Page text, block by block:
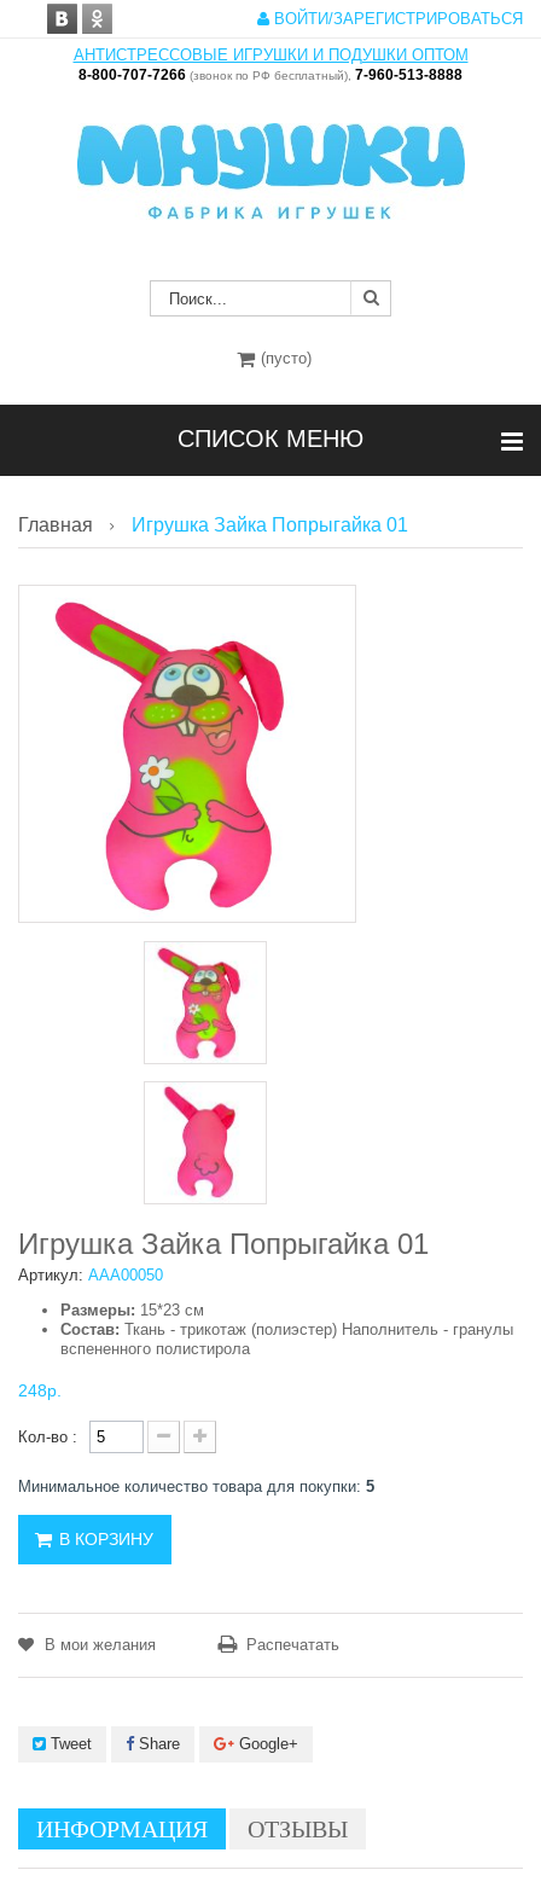
ВОЙТИ/ЗАРЕГИСТРИРОВАТЬСЯ
АНТИСТРЕССОВЫЕ ИГРУШКИ И ПОДУШКИ ОПТОМ
8-800-707-7266 (звонок по РФ бесплатный), 7-960-513-8888
(пусто)
СПИСОК МЕНЮ
Главная Игрушка Зайка Попрыгайка 01
Игрушка Зайка Попрыгайка 01
Артикул: ААА00050
Размеры: 15*23 см
Состав: Ткань - трикотаж (полиэстер) Наполнитель - гранулы
вспененного полистирола
248р.
Кол-во :
Минимальное количество товара для покупки: 5
В КОРЗИНУ
В мои желания Распечатать
Tweet Share Google+
ИНФОРМАЦИЯ ОТЗЫВЫ